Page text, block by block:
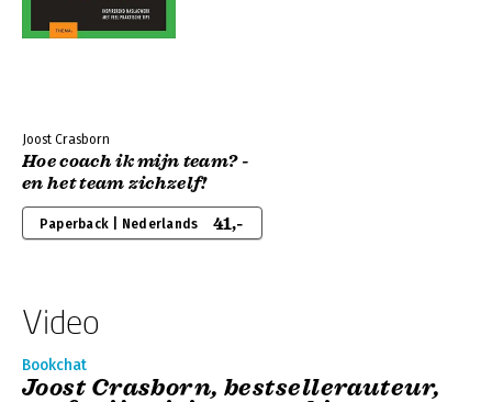
Joost Crasborn
Hoe coach ik mijn team? -
en het team zichzelf!
Paperback | Nederlands 41,-
Video
Bookchat
Joost Crasborn, bestsellerauteur,